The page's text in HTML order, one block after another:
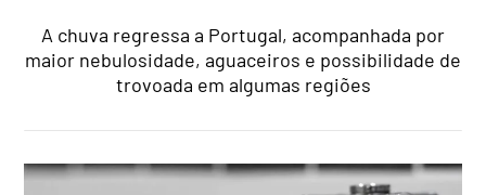
A chuva regressa a Portugal, acompanhada por
maior nebulosidade, aguaceiros e possibilidade de
trovoada em algumas regiões